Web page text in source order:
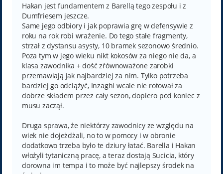
Hakan jest fundamentem z Barellą tego zespołu i z
Dumfriesem jeszcze.
Same jego odbiory i jak poprawia grę w defensywie z
roku na rok robi wrażenie. Do tego stałe fragmenty,
strzał z dystansu asysty, 10 bramek sezonowo średnio.
Poza tym w jego wieku nikt kokosów za niego nie da, a
klasa zawodnika + dość zŕównoważone zarobki
przemawiają jak najbardziej za nim. Tylko potrzeba
bardziej go odciążyć, Inzaghi wcale nie rotował za
dobrze składem przez cały sezon, dopiero pod koniec z
musu zaczął.
Druga sprawa, że niektórzy zawodnicy ze względu na
wiek nie dojeżdżali, no to w pomocy i w obronie
dodatkowo trzeba było te dziury łatać. Barella i Hakan
włożyli tytaniczną pracę, a teraz dostają Sucicia, który
dorowna im tempa i to może być najlepszy środek na